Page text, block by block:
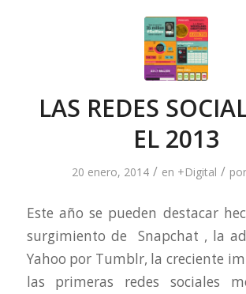
LAS REDES
EL 2013
20 enero, 2014 / en +Digital / por
Este año se pueden destacar
surgimiento de Snapchat , la
Yahoo por Tumblr, la creciente
las primeras redes sociales